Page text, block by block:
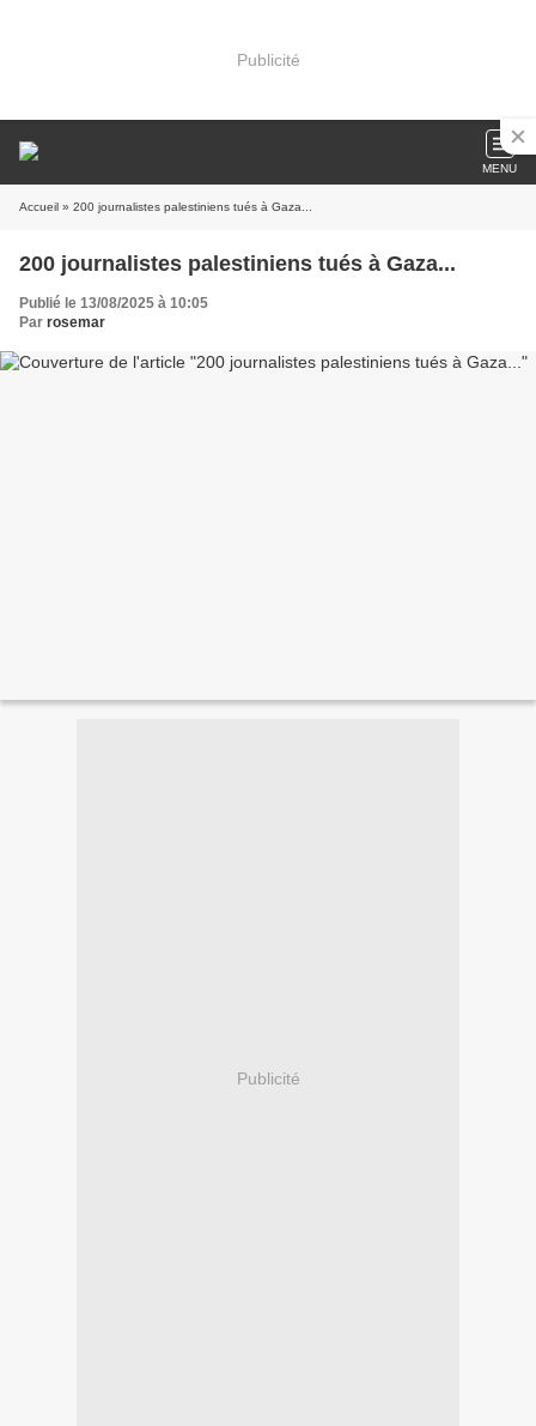
Publicité
MENU
Accueil » 200 journalistes palestiniens tués à Gaza...
200 journalistes palestiniens tués à Gaza...
Publié le 13/08/2025 à 10:05
Par rosemar
Publicité